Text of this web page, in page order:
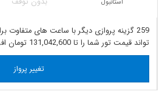
استانبول
259 گزینه پروازی دیگر با ساعت های
تواند قیمت تور شما را تا 131,042,600 تومان افزایش دهد.
تغییر پرواز